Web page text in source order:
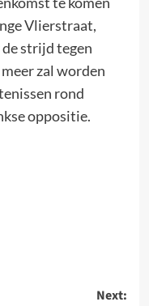
Vlierstraat,
strijd tegen
zal worden
rond
oppositie.
Next: